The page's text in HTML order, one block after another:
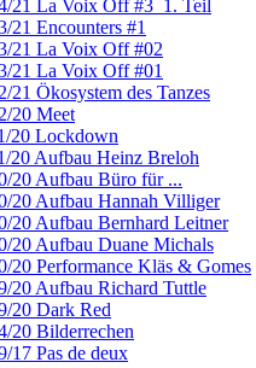
21 La Voix Off #3_1. Teil
21 Encounters #1
21 La Voix Off #02
21 La Voix Off #01
21 Ökosystem des Tanzes
20 Meet
20 Lockdown
20 Aufbau Heinz Breloh
20 Aufbau Büro für ...
20 Aufbau Hannah Villiger
20 Aufbau Bernhard Leitner
20 Aufbau Duane Michals
20 Performance Kläs & Gomes
20 Aufbau Richard Tuttle
20 Dark Red
20 Bilderrechen
17 Pas de deux